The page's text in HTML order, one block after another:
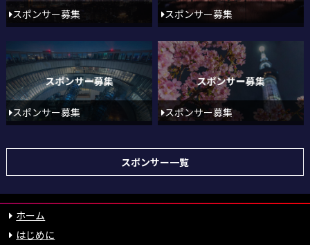
スポンサー募集 スポンサー募集
スポンサー募集 スポンサー募集
スポンサー一覧
ホーム
はじめに